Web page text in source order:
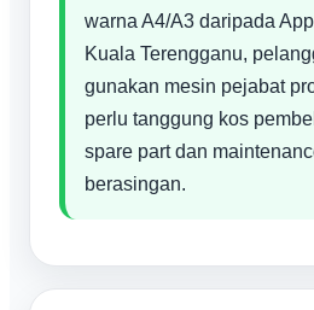
warna A4/A3 daripada
Kuala Terengganu,
gunakan mesin pejabat
perlu tanggung kos
spare part dan
berasingan.